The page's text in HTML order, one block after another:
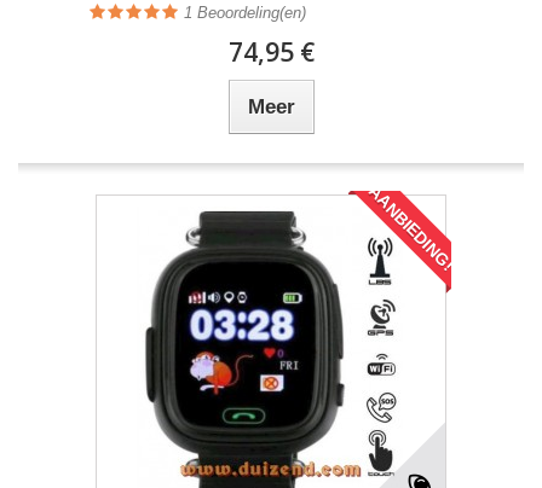
1 Beoordeling(en)
74,95 €
Meer
AANBIEDING!